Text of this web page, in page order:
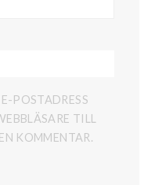
POSTADRESS
TILL
KOMMENTAR.